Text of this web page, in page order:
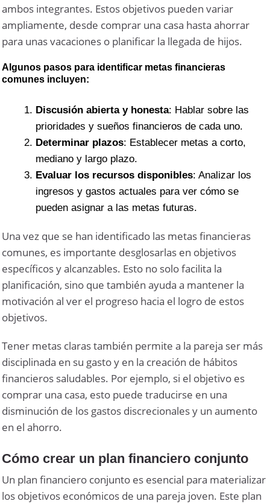
ambos integrantes. Estos objetivos pueden variar
ampliamente, desde comprar una casa hasta ahorrar
para unas vacaciones o planificar la llegada de hijos.
Algunos pasos para identificar metas financieras
comunes incluyen:
Discusión abierta y honesta: Hablar sobre las
prioridades y sueños financieros de cada uno.
Determinar plazos: Establecer metas a corto,
mediano y largo plazo.
Evaluar los recursos disponibles: Analizar los
ingresos y gastos actuales para ver cómo se
pueden asignar a las metas futuras.
Una vez que se han identificado las metas financieras
comunes, es importante desglosarlas en objetivos
específicos y alcanzables. Esto no solo facilita la
planificación, sino que también ayuda a mantener la
motivación al ver el progreso hacia el logro de estos
objetivos.
Tener metas claras también permite a la pareja ser más
disciplinada en su gasto y en la creación de hábitos
financieros saludables. Por ejemplo, si el objetivo es
comprar una casa, esto puede traducirse en una
disminución de los gastos discrecionales y un aumento
en el ahorro.
Cómo crear un plan financiero conjunto
Un plan financiero conjunto es esencial para materializar
los objetivos económicos de una pareja joven. Este plan